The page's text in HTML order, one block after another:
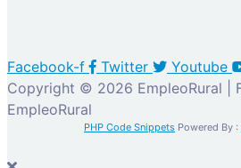
Facebook-f Twitter
Youtube
Copyright © 2026 EmpleoRural |
EmpleoRural
PHP Code Snippets Powered By :